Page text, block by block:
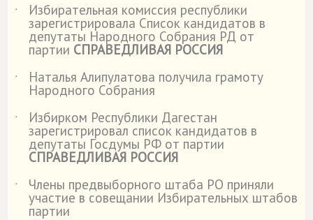
˙
Избирательная комиссия республики
зарегистрировала Список кандидатов в
депутаты Народного Собрания РД от
партии СПРАВЕДЛИВАЯ РОССИЯ
˙
Наталья Алипулатова получила грамоту
Народного Собрания
˙
Избирком Республики Дагестан
зарегистрировал список кандидатов в
депутаты Госдумы РФ от партии
СПРАВЕДЛИВАЯ РОССИЯ
˙
Члены предвыборного штаба РО приняли
участие в совещании Избирательных штабов
партии